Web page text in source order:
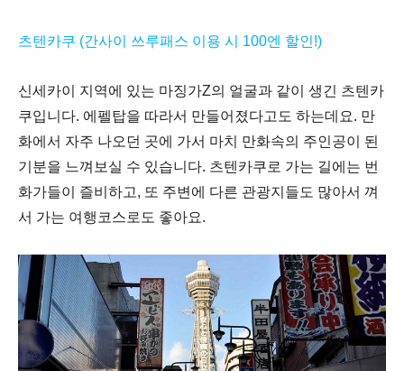
츠텐카쿠 (간사이 쓰루패스 이용 시 100엔 할인!)
신세카이 지역에 있는 마징가Z의 얼굴과 같이 생긴 츠텐카
쿠입니다. 에펠탑을 따라서 만들어졌다고도 하는데요. 만
화에서 자주 나오던 곳에 가서 마치 만화속의 주인공이 된
기분을 느껴보실 수 있습니다. 츠텐카쿠로 가는 길에는 번
화가들이 즐비하고, 또 주변에 다른 관광지들도 많아서 껴
서 가는 여행코스로도 좋아요.